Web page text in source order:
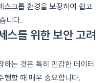
스크톱 환경을 보장하여 쉽고
니다.
를 위한 보안 고려
하는 것은 특히 민감한 데이터
행할 때 매우 중요합니다.